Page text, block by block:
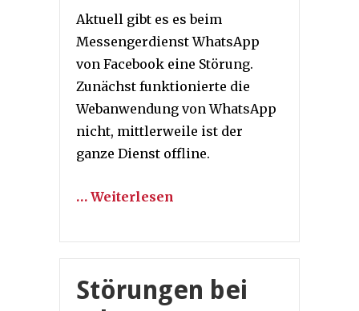
Aktuell gibt es es beim
Messengerdienst WhatsApp
von Facebook eine Störung.
Zunächst funktionierte die
Webanwendung von WhatsApp
nicht, mittlerweile ist der
ganze Dienst offline.
… Weiterlesen
Störungen bei